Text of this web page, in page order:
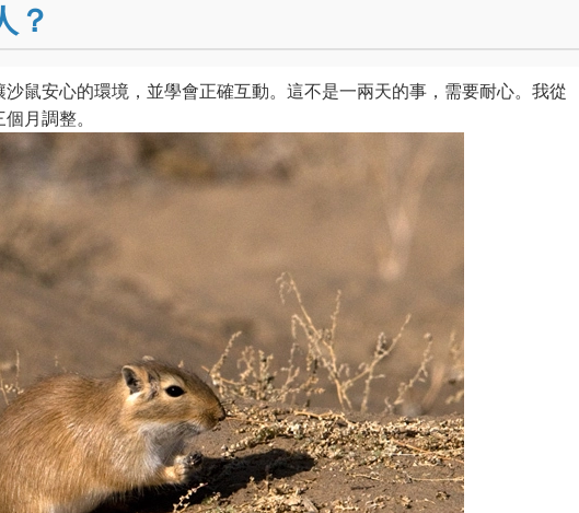
？
鼠安心的環境，並學會正確互動。這不是一兩天的事，需要耐心。我從
月調整。